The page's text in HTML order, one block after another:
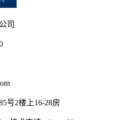
司
号2楼上16-28房